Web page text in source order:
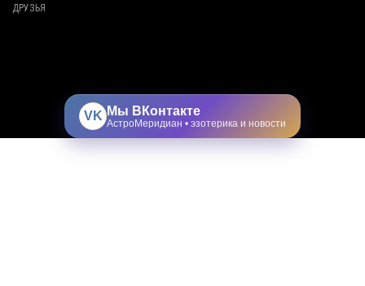
ДРУЗЬЯ
VK Мы ВКонтакте
АстроМеридиан • эзотерика и новости